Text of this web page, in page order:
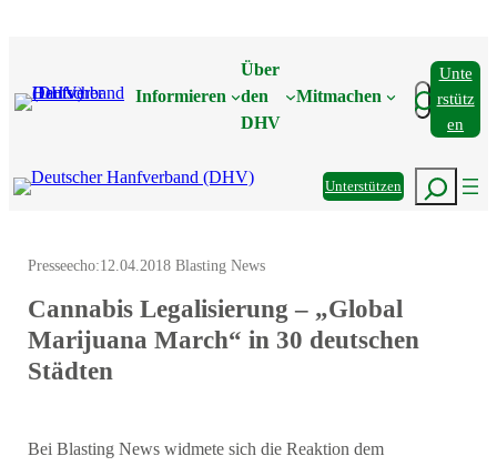
Informieren
Über
den
DHV
Mitmachen Suchen
Unte
Rstütz
En
UnterstützenSuchen
Presseecho:12.04.2018 Blasting News
Cannabis Legalisierung – „Global
Marijuana March“ in 30 deutschen
Städten
Bei Blasting News widmete sich die Reaktion dem